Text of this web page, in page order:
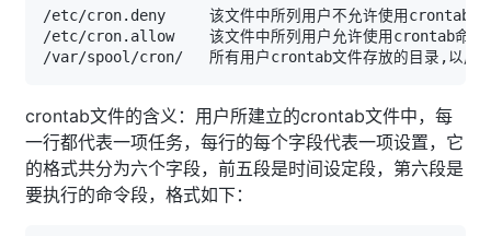
crontab文件的含义：用户所建立的crontab文件中，每
一行都代表一项任务，每行的每个字段代表一项设置，它
的格式共分为六个字段，前五段是时间设定段，第六段是
要执行的命令段，格式如下：